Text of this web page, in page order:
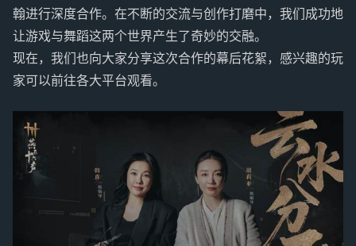
翰进行深度合作。在不断的交流与创作打磨中，我们成功地
让游戏与舞蹈这两个世界产生了奇妙的交融。
现在，我们也向大家分享这次合作的幕后花絮，感兴趣的玩
家可以前往各大平台观看。